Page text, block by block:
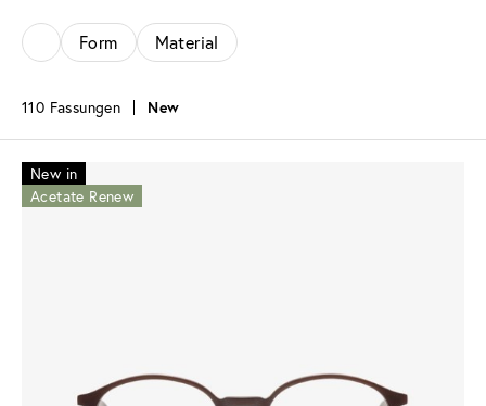
Form Material
110 Fassungen New
New in
Acetate Renew